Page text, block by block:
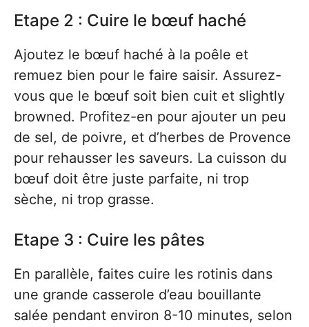
Etape 2 : Cuire le bœuf haché
Ajoutez le bœuf haché à la poêle et
remuez bien pour le faire saisir. Assurez-
vous que le bœuf soit bien cuit et slightly
browned. Profitez-en pour ajouter un peu
de sel, de poivre, et d’herbes de Provence
pour rehausser les saveurs. La cuisson du
bœuf doit être juste parfaite, ni trop
sèche, ni trop grasse.
Etape 3 : Cuire les pâtes
En parallèle, faites cuire les rotinis dans
une grande casserole d’eau bouillante
salée pendant environ 8-10 minutes, selon